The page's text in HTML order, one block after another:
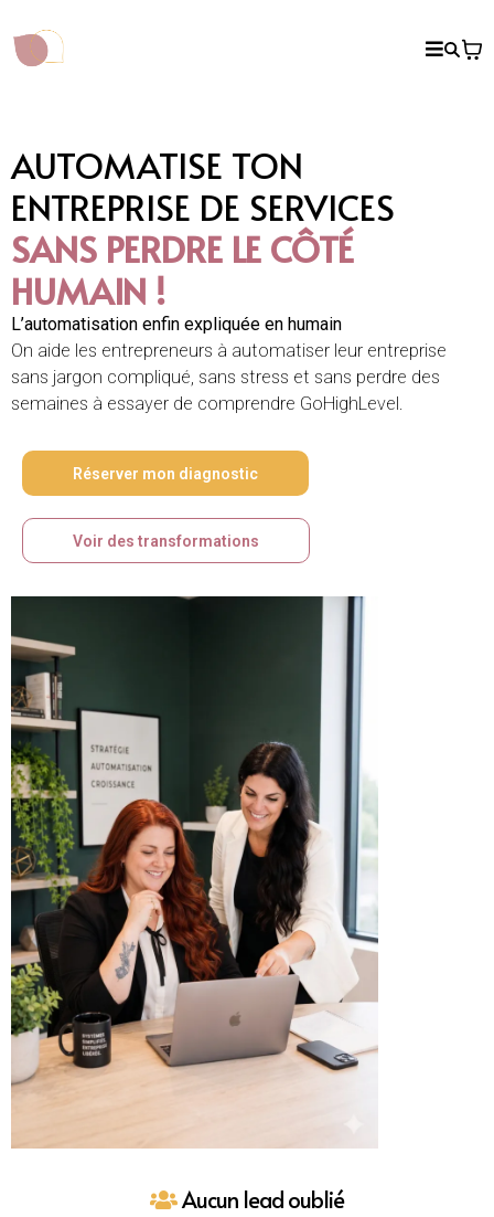
AUTOMATISE TON
ENTREPRISE DE SERVICES
SANS PERDRE LE CÔTÉ
HUMAIN !
L’automatisation enfin expliquée en humain
On aide les entrepreneurs à automatiser leur entreprise
sans jargon compliqué, sans stress et sans perdre des
semaines à essayer de comprendre GoHighLevel.
Réserver mon diagnostic
Voir des transformations
Aucun lead oublié